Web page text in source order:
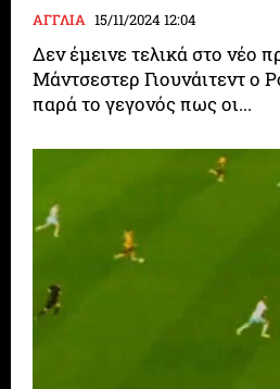
ΑΓΓΛΙΑ 15/11/2024 12:04
Δεν έμεινε τελικά στο νέο
Μάντσεστερ Γιουνάιτεντ ο
παρά το γεγονός πως οι...